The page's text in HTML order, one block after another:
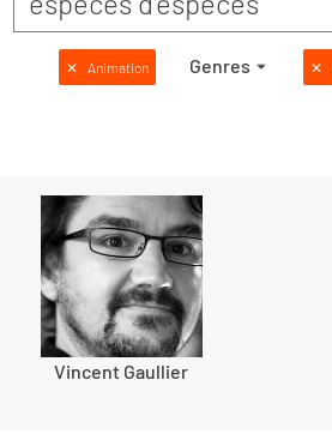
✕ Animation Genres ✕
Vincent Gaullier